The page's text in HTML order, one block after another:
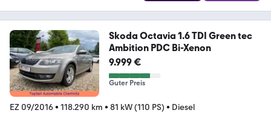
Skoda Octavia 1.6 TDI Green tec
Ambition PDC Bi-Xenon
9.999 €
Guter Preis
EZ 09/2016• 118.290 km • 81 kW (110 PS) • Diesel